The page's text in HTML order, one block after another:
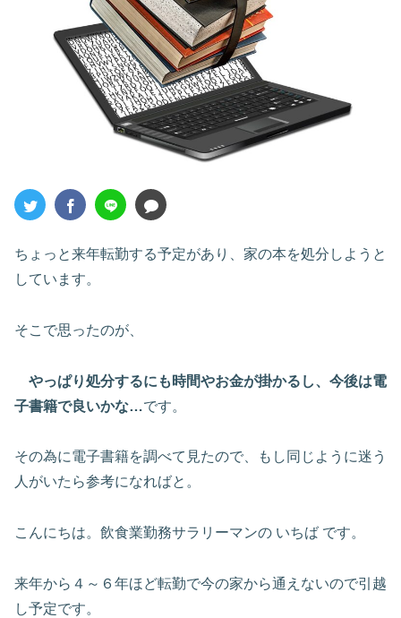
ちょっと来年転勤する予定があり、家の本を処分しようと
しています。
そこで思ったのが、
やっぱり処分するにも時間やお金が掛かるし、今後は電
子書籍で良いかな…です。
その為に電子書籍を調べて見たので、もし同じように迷う
人がいたら参考になればと。
こんにちは。飲食業勤務サラリーマンの いちば です。
来年から４～６年ほど転勤で今の家から通えないので引越
し予定です。